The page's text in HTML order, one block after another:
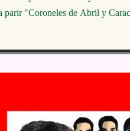
parir "Coroneles de Abril y